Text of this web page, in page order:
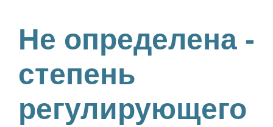
Не определена -
степень
регулирующего